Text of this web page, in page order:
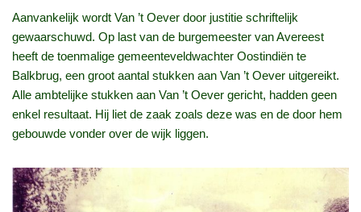
Aanvankelijk wordt Van ’t Oever door justitie schriftelijk
gewaarschuwd. Op last van de burgemeester van Avereest
heeft de toenmalige gemeenteveldwachter Oostindiën te
Balkbrug, een groot aantal stukken aan Van ’t Oever uitgereikt.
Alle ambtelijke stukken aan Van ’t Oever gericht, hadden geen
enkel resultaat. Hij liet de zaak zoals deze was en de door hem
gebouwde vonder over de wijk liggen.